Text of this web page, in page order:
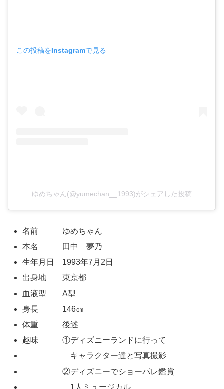
この投稿をInstagramで見る
ゆめちゃん(@yumechan__1993)がシェアした投稿
名前 ゆめちゃん
本名 田中 夢乃
生年月日 1993年7月2日
出身地 東京都
血液型 A型
身長 146㎝
体重 後述
趣味 ①ディズニーランドに行って
キャラクター達と写真撮影
②ディズニーでショーパレ鑑賞
1人ミュージカル